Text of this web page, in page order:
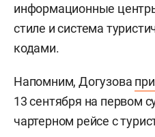
информационные
стиле и система
кодами.
Напомним, Догузова
13 сентября на первом
чартерном рейсе с